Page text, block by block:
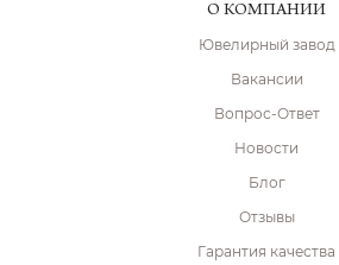
О КОМПАНИИ
Ювелирный завод
Вакансии
Вопрос-Ответ
Новости
Блог
Отзывы
Гарантия качества